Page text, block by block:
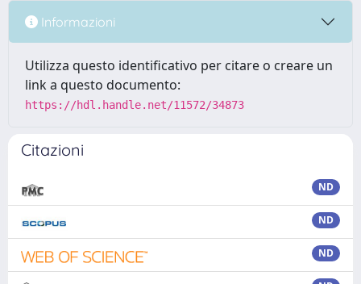
Informazioni
Utilizza questo identificativo per citare o creare un
link a questo documento:
https://hdl.handle.net/11572/34873
Citazioni
ND
ND
ND